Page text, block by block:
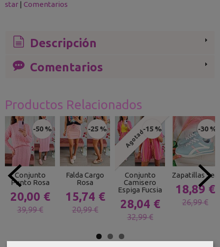
star | Comentarios
Descripción
Comentarios
Productos Relacionados
-50 %
Conjunto
Punto Rosa
20,00 €
39,99 €
-25 %
Falda Cargo
Rosa
15,74 €
20,99 €
Agotado-15 %
Conjunto
Camisero
Espiga Fucsia
28,04 €
32,99 €
-30 %
Zapatillas Sea
18,89 €
26,99 €